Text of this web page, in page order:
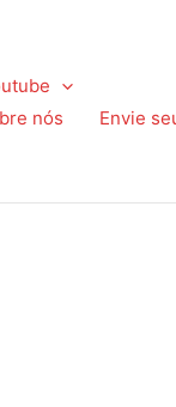
nós Envie